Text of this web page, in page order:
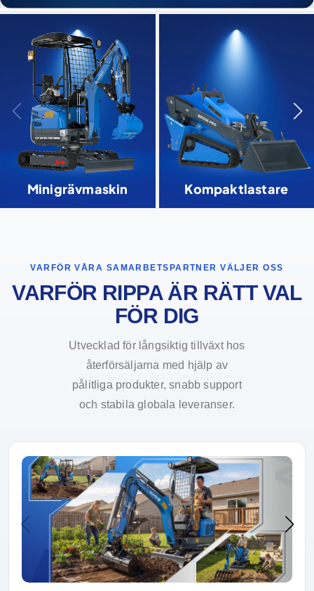
Minigrävmaskin Kompaktlastare
VARFÖR VÅRA SAMARBETSPARTNER VÄLJER OSS
VARFÖR RIPPA ÄR RÄTT VAL
FÖR DIG
Utvecklad för långsiktig tillväxt hos
återförsäljarna med hjälp av
pålitliga produkter, snabb support
och stabila globala leveranser.